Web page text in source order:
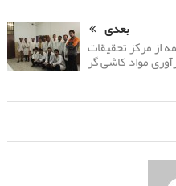
بعدی
مرکز تحقیقات
مواد کاشی گر